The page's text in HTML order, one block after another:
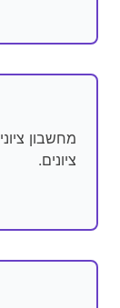
מחשבון
ציונים.